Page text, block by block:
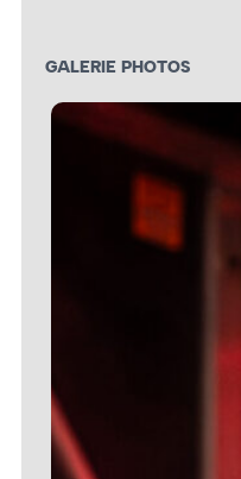
GALERIE PHOTOS